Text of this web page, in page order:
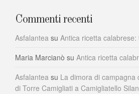
Commenti recenti
Asfalantea su Antica ricetta calabrese:
Maria Marcianò su Antica ricetta
Asfalantea su La dimora di campagna
di Torre Camigliati a Camigliatello